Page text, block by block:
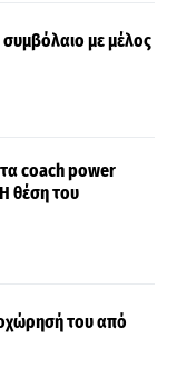
συμβόλαιο με μέλος
coach power
θέση του
του από